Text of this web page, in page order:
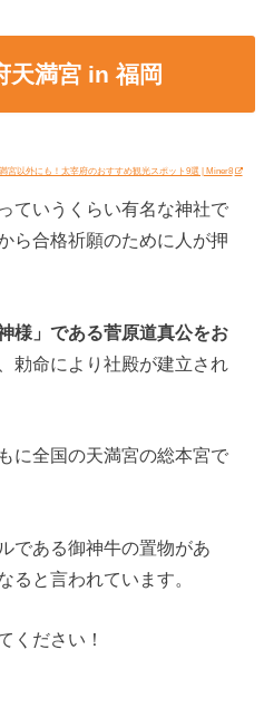
満宮 in 福岡
宮以外にも！太宰府のおすすめ観光スポット9選 | Miner8
ていうくらい有名な神社で
ら合格祈願のために人が押
様」である菅原道真公をお
勅命により社殿が建立され
に全国の天満宮の総本宮で
である御神牛の置物があ
ると言われています。
ください！